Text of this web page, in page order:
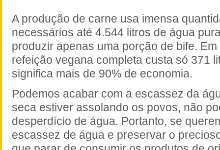
A produção de carne usa imensa
necessários até 4.544 litros de água
produzir apenas uma porção de bife.
refeição vegana completa custa só 371
significa mais de 90% de economia.
Podemos acabar com a escassez da
seca estiver assolando os povos, não
desperdício de água. Portanto, se
escassez de água e preservar o